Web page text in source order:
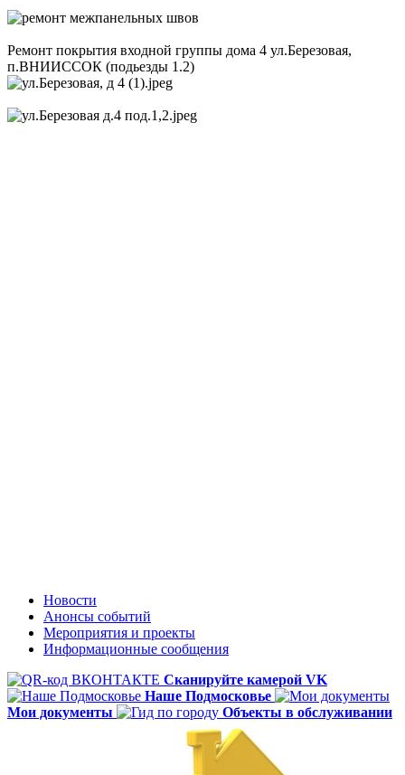
Ремонт покрытия входной группы дома 4 ул.Березовая,
п.ВНИИССОК (подьезды 1.2)
Новости
Анонсы событий
Мероприятия и проекты
Информационные сообщения
Сканируйте камерой VK
Наше Подмосковье
Мои документы
Объекты в обслуживании